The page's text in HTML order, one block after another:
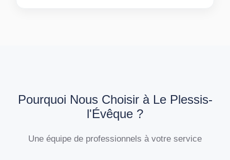
Pourquoi Nous Choisir à Le Plessis-
l'Évêque ?
Une équipe de professionnels à votre service